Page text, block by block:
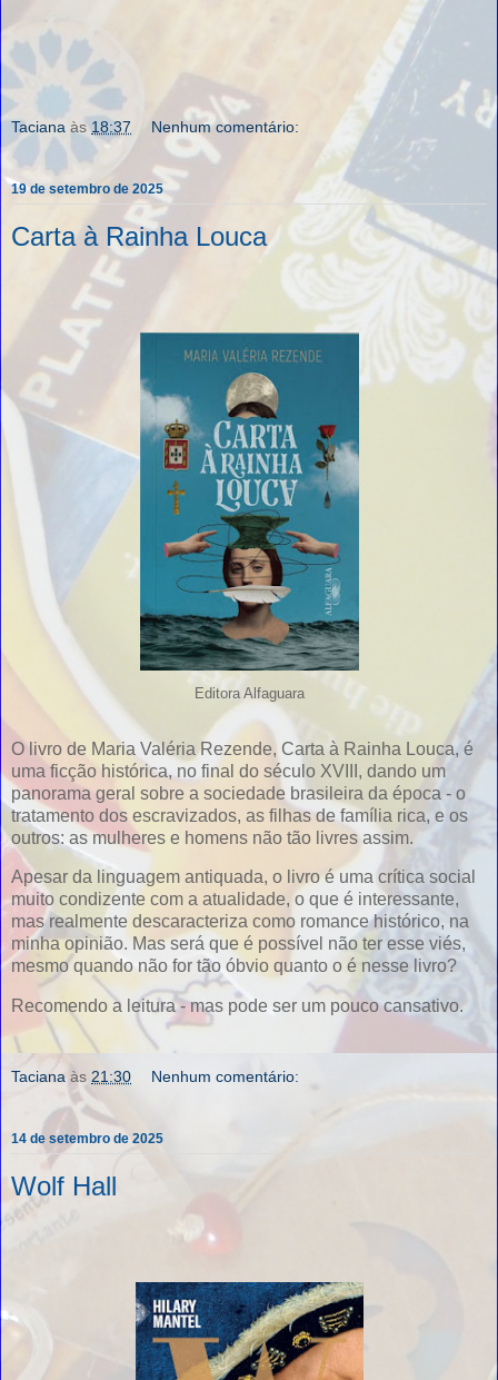
Taciana às18:37 Nenhum comentário:
19 de setembro de 2025
Carta à Rainha Louca
Editora Alfaguara
O livro de Maria Valéria Rezende, Carta à Rainha Louca, é
uma ficção histórica, no final do século XVIII, dando um
panorama geral sobre a sociedade brasileira da época - o
tratamento dos escravizados, as filhas de família rica, e os
outros: as mulheres e homens não tão livres assim.
Apesar da linguagem antiquada, o livro é uma crítica social
muito condizente com a atualidade, o que é interessante,
mas realmente descaracteriza como romance histórico, na
minha opinião. Mas será que é possível não ter esse viés,
mesmo quando não for tão óbvio quanto o é nesse livro?
Recomendo a leitura - mas pode ser um pouco cansativo.
Taciana às 21:30 Nenhum comentário:
14 de setembro de 2025
Wolf Hall